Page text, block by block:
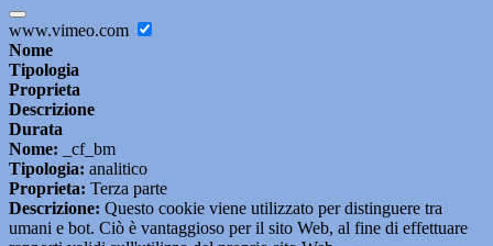
www.vimeo.com
Nome
Tipologia
Proprieta
Descrizione
Durata
Nome: _cf_bm
Tipologia: analitico
Proprieta: Terza parte
Descrizione: Questo cookie viene utilizzato per distinguere tra
umani e bot. Ciò è vantaggioso per il sito Web, al fine di effettuare